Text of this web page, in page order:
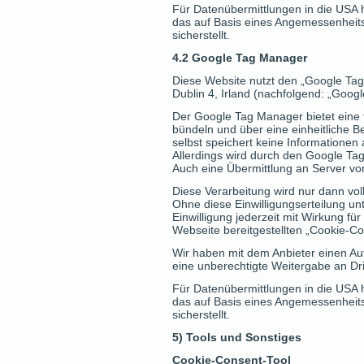
Für Datenübermittlungen in die
das auf Basis eines
sicherstellt.
4.2 Google Tag Manager
Diese Website nutzt den „Google
Dublin 4, Irland (nachfolgend:
Der Google Tag Manager bietet
bündeln und über eine einheitliche
selbst speichert keine
Allerdings wird durch den Google
Auch eine Übermittlung an Server
Diese Verarbeitung wird nur dann
Ohne diese Einwilligungserteilung
Einwilligung jederzeit mit Wirkung
Webseite bereitgestellten „Cookie-
Wir haben mit dem Anbieter einen
eine unberechtigte Weitergabe an
Für Datenübermittlungen in die
das auf Basis eines
sicherstellt.
5) Tools und Sonstiges
Cookie-Consent-Tool